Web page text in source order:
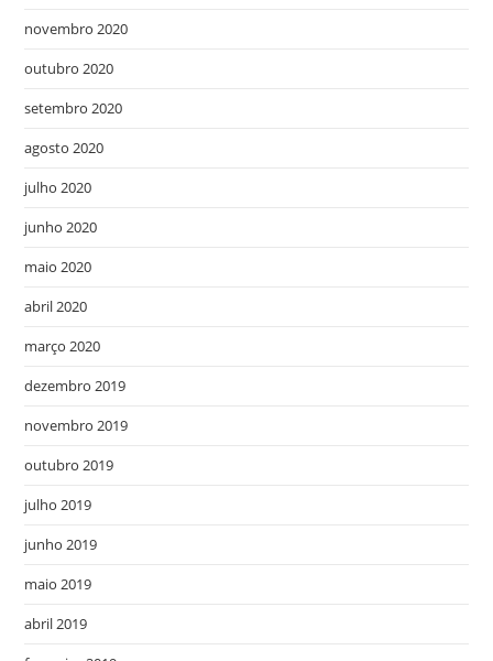
novembro 2020
outubro 2020
setembro 2020
agosto 2020
julho 2020
junho 2020
maio 2020
abril 2020
março 2020
dezembro 2019
novembro 2019
outubro 2019
julho 2019
junho 2019
maio 2019
abril 2019